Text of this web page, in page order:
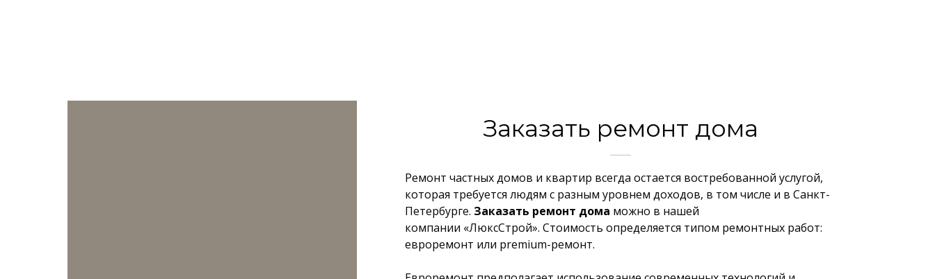
Заказать ремонт дома
Ремонт частных домов и квартир всегда остается востребованной услугой,
которая требуется людям с разным уровнем доходов, в том числе и в Санкт-
Петербурге. Заказать ремонт дома можно в нашей
компании «ЛюксСтрой». Стоимость определяется типом ремонтных работ:
евроремонт или premium-ремонт.